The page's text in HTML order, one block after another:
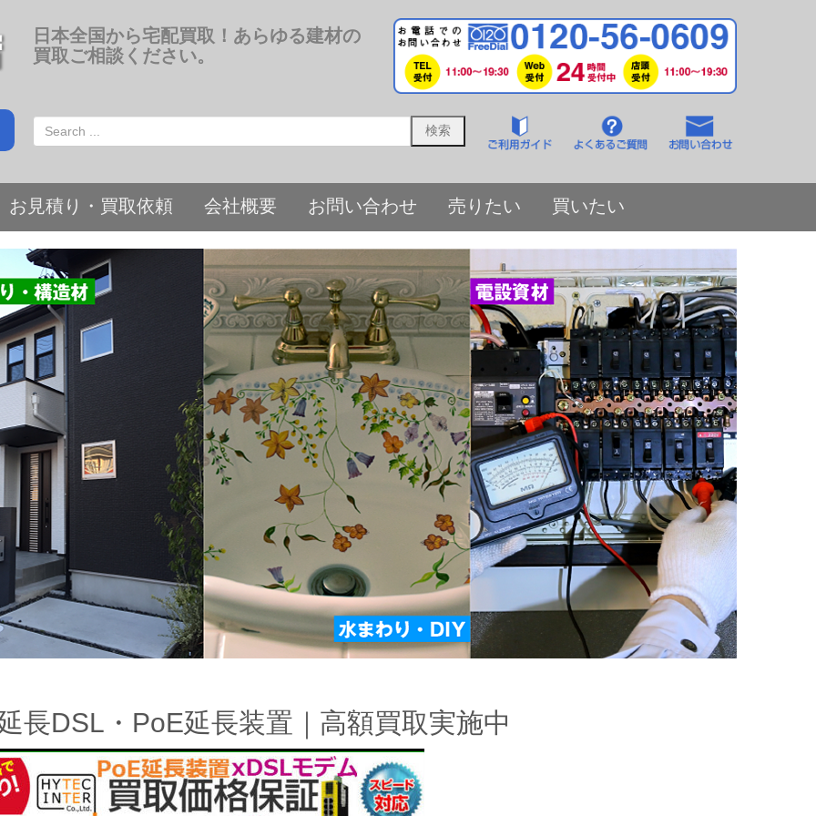
日本全国から宅配買取！あらゆる建材の
買取ご相談ください。
お見積り・買取依頼 会社概要 お問い合わせ 売りたい 買いたい
長DSL・PoE延長装置｜高額買取実施中